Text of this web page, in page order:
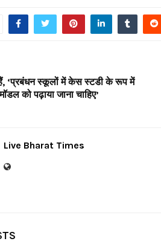
‘प्रबंधन स्कूलों में केस स्टडी के रूप में
को पढ़ाया जाना चाहिए’
Live Bharat Times